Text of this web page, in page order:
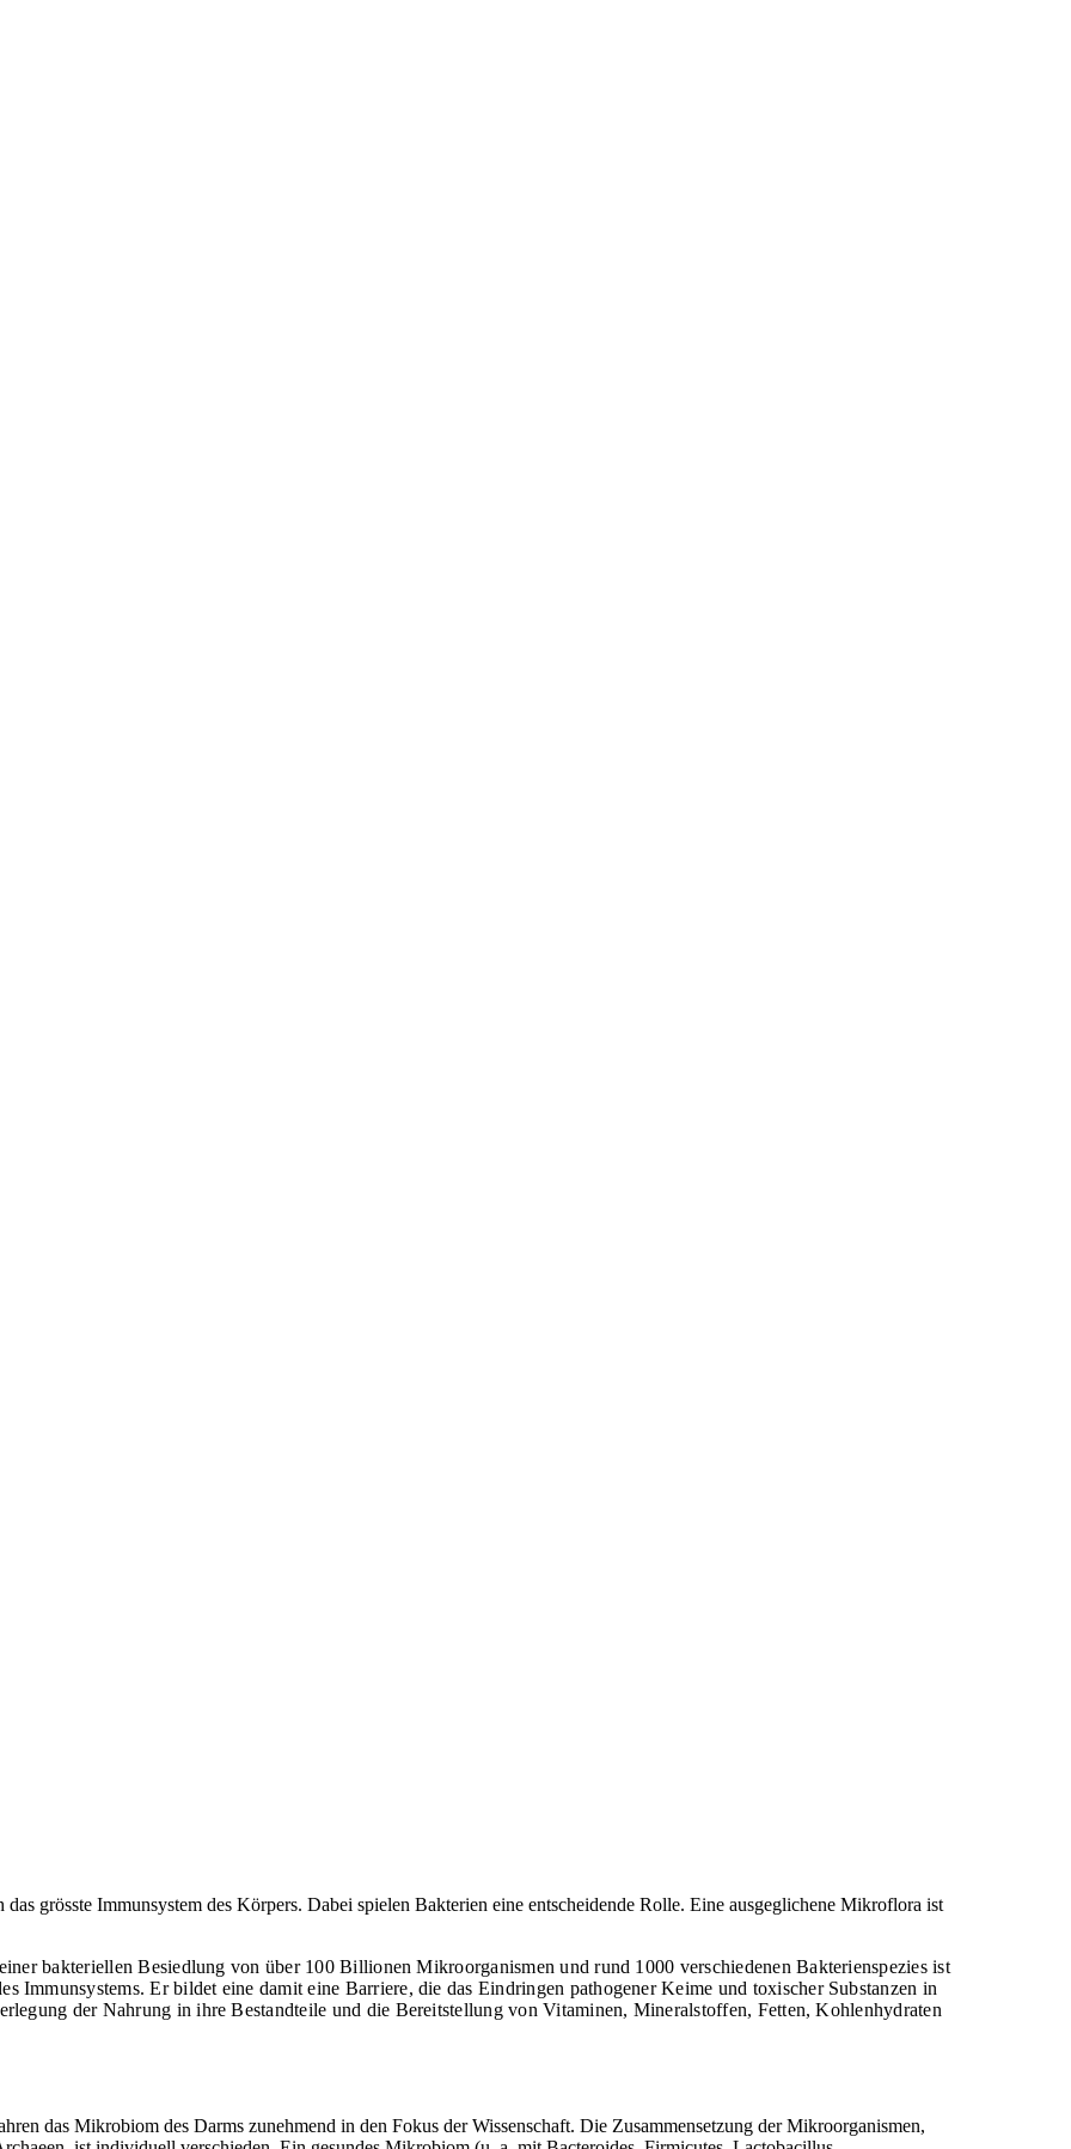
grösste Immunsystem des Körpers. Dabei spielen Bakterien eine entscheidende Rolle. Eine ausgeglichene Mikroflora ist
bakteriellen Besiedlung von über 100 Billionen Mikroorganismen und rund 1000 verschiedenen Bakterienspezies ist
Immunsystems. Er bildet eine damit eine Barriere, die das Eindringen pathogener Keime und toxischer Substanzen in
der Nahrung in ihre Bestandteile und die Bereitstellung von Vitaminen, Mineralstoffen, Fetten, Kohlenhydraten
das Mikrobiom des Darms zunehmend in den Fokus der Wissenschaft. Die Zusammensetzung der Mikroorganismen,